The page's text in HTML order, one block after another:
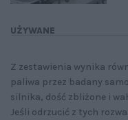
UŻYWANE
Z zestawienia wynika
paliwa przez badany
silnika, dość zbliżone i
Jeśli odrzucić z tych